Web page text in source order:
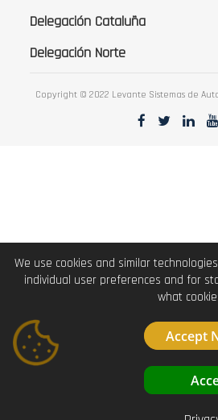
Delegación Cataluña
Delegación Norte
Copyright © 2022 Levante Sistemas de
We use cookies and similar
individual user preferences and for
what
Accept